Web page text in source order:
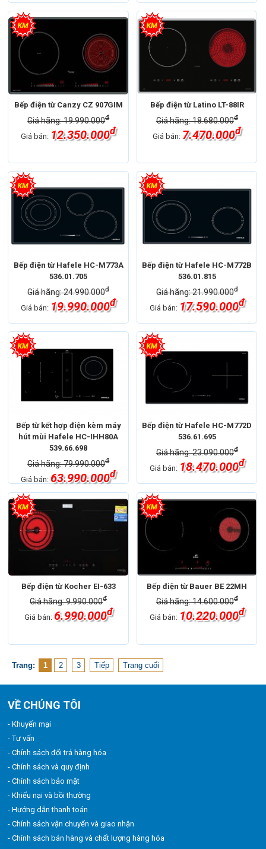
Bếp điện từ Canzy CZ 907GIM
Giá hãng: 19.990.000đ
Giá bán: 12.350.000đ
Bếp điện từ Latino LT-88IR
Giá hãng: 18.680.000đ
Giá bán: 7.470.000đ
Bếp điện từ Hafele HC-M773A
536.01.705
Giá hãng: 24.990.000đ
Giá bán: 19.990.000đ
Bếp điện từ Hafele HC-M772B
536.01.815
Giá hãng: 21.990.000đ
Giá bán: 17.590.000đ
Bếp từ kết hợp điện kèm máy
hút mùi Hafele HC-IHH80A
539.66.698
Giá hãng: 79.990.000đ
Giá bán:63.990.000đ
Bếp điện từ Hafele HC-M772D
536.61.695
Giá hãng: 23.090.000đ
Giá bán: 18.470.000đ
Bếp điện từ Kocher EI-633
Giá hãng: 9.990.000đ
Giá bán: 6.990.000đ
Bếp điện từ Bauer BE 22MH
Giá hãng: 14.600.000đ
Giá bán: 10.220.000đ
Trang: 1 2 3 Tiếp Trang cuối
VỀ CHÚNG TÔI
- Khuyến mại
- Tư vấn
- Chính sách đổi trả hàng hóa
- Chính sách và quy định
- Chính sách bảo mật
- Khiếu nại và bồi thường
- Hướng dẫn thanh toán
- Chính sách vận chuyển và giao nhận
- Chính sách bán hàng và chất lượng hàng hóa